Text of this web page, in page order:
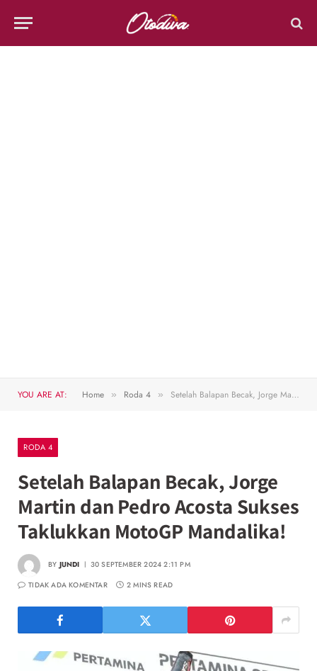
YOU ARE AT: Home » Roda 4 » Setelah Balapan Becak, Jorge Martin dan Pedro Acosta Sukses Taklukkan MotoGP Mandalika!
RODA 4
Setelah Balapan Becak, Jorge
Martin dan Pedro Acosta Sukses
Taklukkan MotoGP Mandalika!
BY JUNDI
30 SEPTEMBER 2024 2:11 PM
TIDAK ADA KOMENTAR
2 MINS READ